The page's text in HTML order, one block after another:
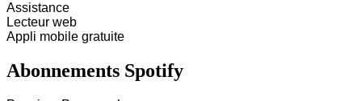
Assistance
Lecteur web
Appli mobile gratuite
Abonnements Spotify